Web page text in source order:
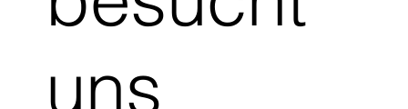
uns